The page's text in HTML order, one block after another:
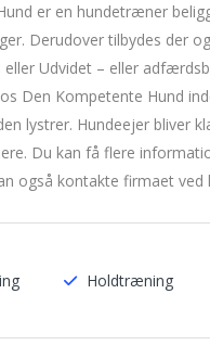
er en hundetræner
Derudover tilbydes der
Udvidet – eller
Den Kompetente Hund
lystrer. Hundeejer bliver
Du kan få flere
også kontakte firmaet
Holdtræning